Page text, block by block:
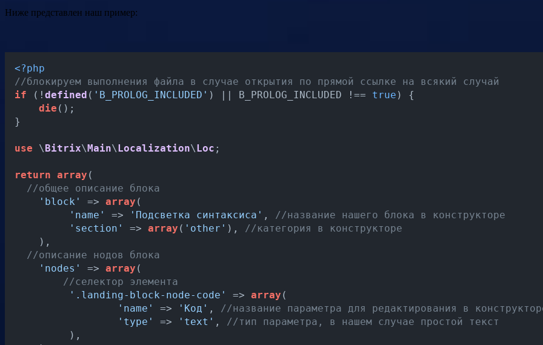
Ниже представлен наш пример:
<?php
//блокируем выполнения файла в случае открытия по прямой ссылке на всякий случай
if (! defined ( 'B_PROLOG_INCLUDED' ) || B_PROLOG_INCLUDED !== true ) {
die ();
}
use \Bitrix\Main\Localization\Loc ;
return array (
//общее описание блока
'block'
=> array (
'name'
=> 'Подсветка синтаксиса' , //название нашего блока в конструкторе
'section'
=> array ( 'other' ), //категория в конструкторе
    ),
//описание нодов блока
'nodes'
=> array (
//селектор элемента
'.landing-block-node-code'
=> array (
'name'
=> 'Код' , //название параметра для редактирования в
'type'
=> 'text' , //тип параметра, в нашем случае простой текст